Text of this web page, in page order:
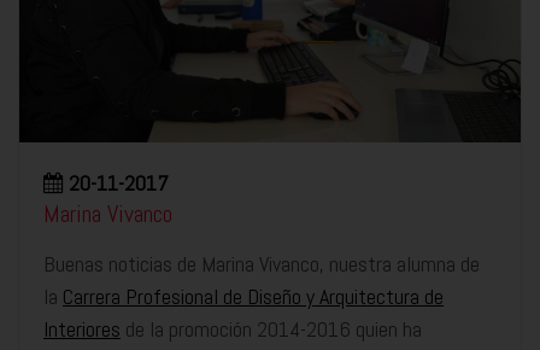
20-11-2017
Marina Vivanco
Buenas noticias de Marina Vivanco, nuestra alumna de
la Carrera Profesional de Diseño y Arquitectura de
Interiores de la promoción 2014-2016 quien ha